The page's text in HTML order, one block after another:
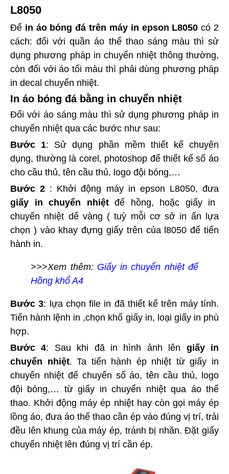
L8050
Để in áo bóng đá trên máy in epson L8050 có 2
cách: đối với quần áo thể thao sáng màu thì sử
dụng phương pháp in chuyển nhiệt thông thường,
còn đối với áo tối màu thì phải dùng phương pháp
in decal chuyển nhiệt.
In áo bóng đá bằng in chuyển nhiệt
Đối với áo sáng màu thì sử dụng phương pháp in
chuyển nhiệt qua các bước như sau:
Bước 1: Sử dụng phần mềm thiết kế chuyên
dụng, thường là corel, photoshop để thiết kế số áo
cho cầu thủ, tên cầu thủ, logo đội bóng,…
Bước 2 : Khởi động máy in epson L8050, đưa
giấy in chuyển nhiệtđế hồng, hoặc giấy in
chuyển nhiệt dế vàng ( tuỳ mỗi cơ sở in ấn lựa
chọn ) vào khay đựng giấy trên của l8050 để tiến
hành in.
>>>Xem thêm:Giấy in chuyển nhiệt đế
Hồng khổ A4
Bước 3: lựa chọn file in đã thiết kế trên máy tính.
Tiến hành lệnh in ,chọn khổ giấy in, loại giấy in phù
hợp.
Bước 4: Sau khi đã in hình ảnh lên giấy in
chuyển nhiệt. Ta tiến hành ép nhiệt từ giấy in
chuyển nhiệt để chuyển số áo, tên cầu thủ, logo
đội bóng,… từ giấy in chuyển nhiệt qua áo thể
thao. Khởi động máy ép nhiệt hay còn gọi máy ép
lồng áo, đưa áo thể thao cần ép vào đúng vị trí, trải
đều lên khung của máy ép, tránh bị nhăn. Đặt giấy
chuyển nhiệt lên đúng vị trí cần ép.